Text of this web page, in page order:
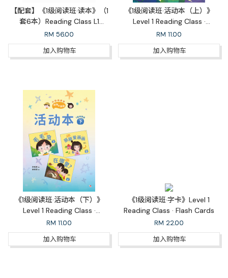
【配套】《1级阅读班·读本》（1
套6本）Reading Class L1
Readers Set (6 books)
RM 56.00
加入购物车
《1级阅读班·活动本（上）》
Level 1 Reading Class ·
Workbook 1A
RM 11.00
加入购物车
《1级阅读班·活动本（下）》
Level 1 Reading Class ·
Workbook 1B
RM 11.00
加入购物车
《1级阅读班·字卡》Level 1
Reading Class · Flash Cards
RM 22.00
加入购物车